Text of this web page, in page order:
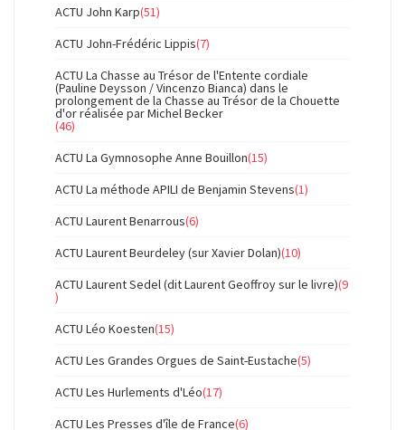
ACTU John Karp(51)
ACTU John-Frédéric Lippis(7)
ACTU La Chasse au Trésor de l'Entente cordiale
(Pauline Deysson / Vincenzo Bianca) dans le
prolongement de la Chasse au Trésor de la Chouette
d'or réalisée par Michel Becker
(46)
ACTU La Gymnosophe Anne Bouillon(15)
ACTU La méthode APILI de Benjamin Stevens(1)
ACTU Laurent Benarrous(6)
ACTU Laurent Beurdeley (sur Xavier Dolan)(10)
ACTU Laurent Sedel (dit Laurent Geoffroy sur le livre)(9
)
ACTU Léo Koesten(15)
ACTU Les Grandes Orgues de Saint-Eustache(5)
ACTU Les Hurlements d'Léo(17)
ACTU Les Presses d'île de France(6)